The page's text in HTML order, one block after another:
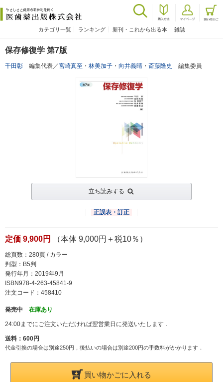
カテゴリ一覧 ランキング 新刊・これから出る本 雑誌
保存修復学 第7版
千田彰 編集代表／宮崎真至 ・ 林美加子 ・ 向井義晴 ・ 斎藤隆史 編集委員
立ち読みする
正誤表・訂正
定価 9,900円 （本体 9,000円＋税10％）
総頁数：280頁 / カラー
判型：B5判
発行年月：2019年9月
ISBN978-4-263-45841-9
注文コード：458410
発売中 在庫あり
24:00までにご注文いただければ翌営業日に発送いたします．
送料：600円
代金引換の場合は別途250円，後払いの場合は別途200円の手数料がかかります．
買い物かごに入れる